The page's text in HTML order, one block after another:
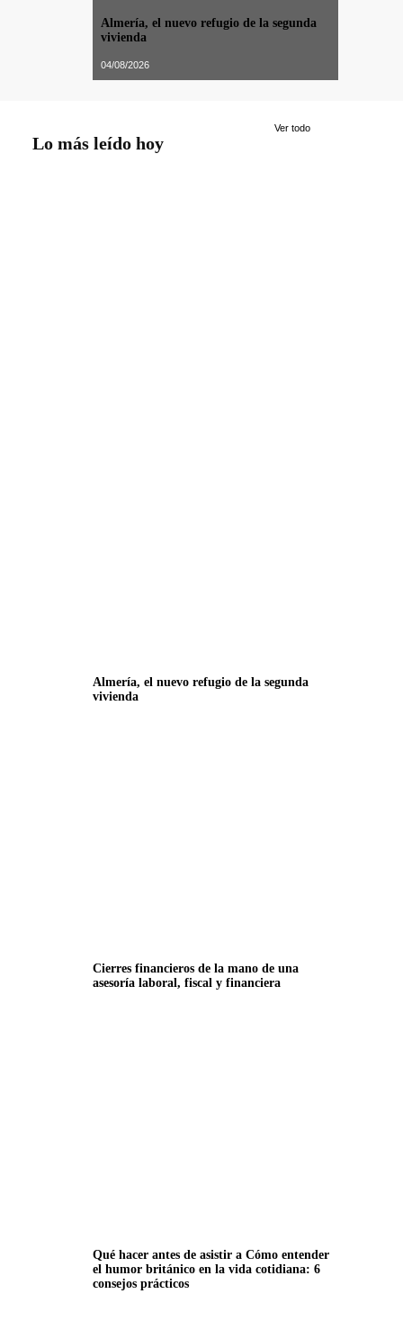
Almería, el nuevo refugio de la segunda
vivienda
04/08/2026
Lo más leído hoy
Ver todo
Almería, el nuevo refugio de la segunda
vivienda
Cierres financieros de la mano de una
asesoría laboral, fiscal y financiera
Qué hacer antes de asistir a Cómo entender
el humor británico en la vida cotidiana: 6
consejos prácticos